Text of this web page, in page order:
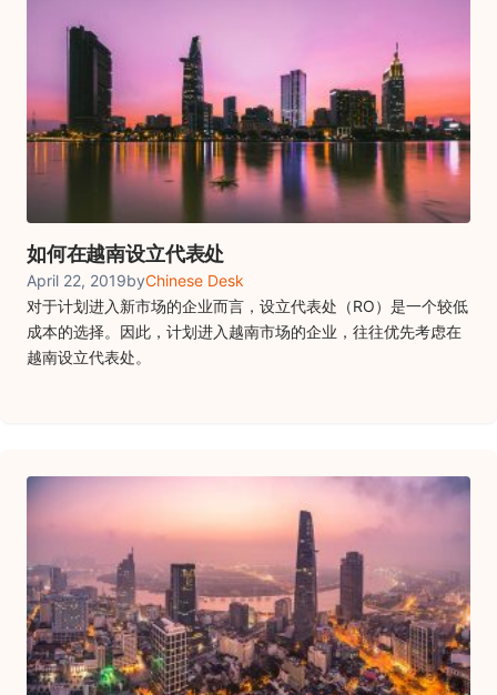
如何在越南设立代表处
April 22, 2019byChinese Desk
对于计划进入新市场的企业而言，设立代表处（RO）是一个较低
成本的选择。因此，计划进入越南市场的企业，往往优先考虑在
越南设立代表处。